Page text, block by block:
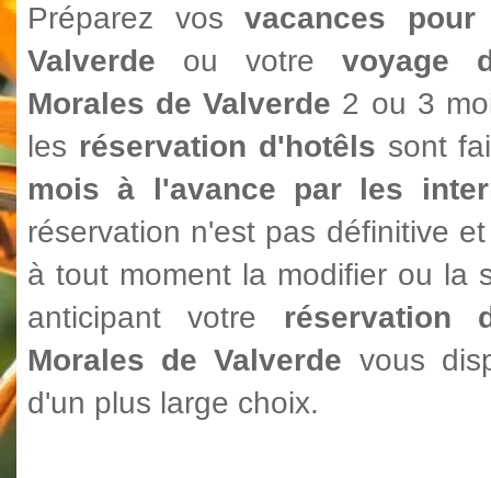
Préparez vosvacances
Valverde ou votre voyage
Morales de Valverde 2 ou 3
les réservation d'hotêls sont
mois à l'avance par les
réservation n'est pas définitive
à tout moment la modifier ou la
anticipant votre réservation
Morales de Valverde vous
d'un plus large choix.